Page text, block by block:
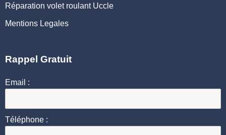
Réparation volet roulant Uccle
Mentions Legales
Rappel Gratuit
Email :
Téléphone :